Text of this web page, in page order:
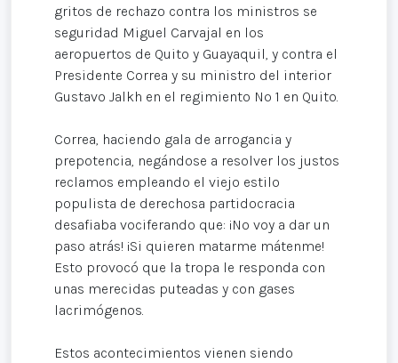
gritos de rechazo contra los ministros se
seguridad Miguel Carvajal en los
aeropuertos de Quito y Guayaquil, y contra el
Presidente Correa y su ministro del interior
Gustavo Jalkh en el regimiento Nº 1 en Quito.
Correa, haciendo gala de arrogancia y
prepotencia, negándose a resolver los justos
reclamos empleando el viejo estilo
populista de derechosa partidocracia
desafiaba vociferando que: ¡No voy a dar un
paso atrás! ¡Si quieren matarme mátenme!
Esto provocó que la tropa le responda con
unas merecidas puteadas y con gases
lacrimógenos.
Estos acontecimientos vienen siendo